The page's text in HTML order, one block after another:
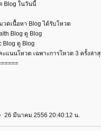
Blog ในวันนี้
วดเนื้อหา Blog ได้รับโหวต
Blog ดู Blog
Blog ดู Blog
แนนโหวต เฉพาะการโหวต 3 ครั้งล่า
26 มีนาคม 2556 20:40:12 น.